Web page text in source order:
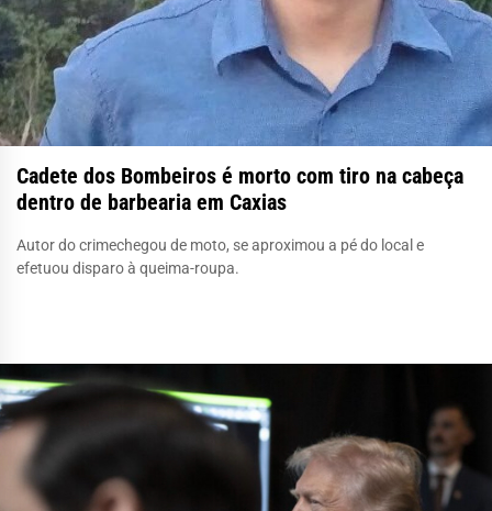
Cadete dos Bombeiros é morto com tiro na cabeça
dentro de barbearia em Caxias
Autor do crimechegou de moto, se aproximou a pé do local e
efetuou disparo à queima-roupa.